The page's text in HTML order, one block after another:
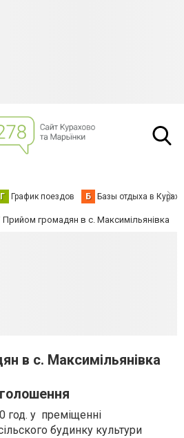
Г График поездов Б Базы отдыха в
Прийом громадян в с. Максимільянівка
в с. Максимільянівка
год. у преміщенні
будинку культури